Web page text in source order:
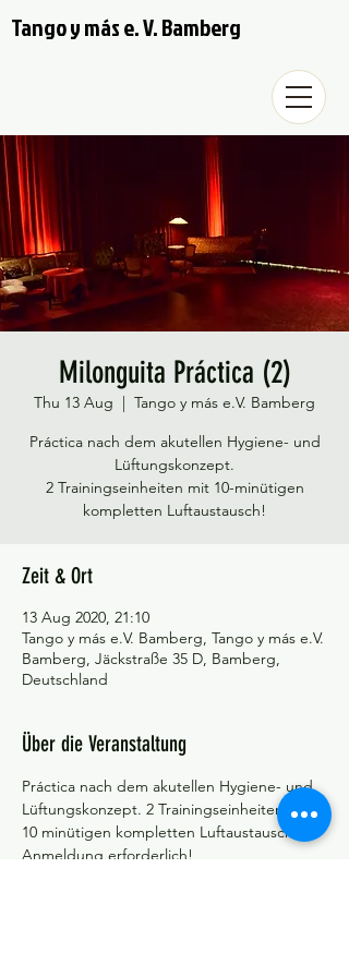
Tango y más e. V. Bamberg
Milonguita Práctica (2)
Thu 13 Aug
  |
Tango y más e.V. Bamberg
Práctica nach dem akutellen Hygiene- und
Lüftungskonzept.
2 Trainingseinheiten mit 10-minütigen
kompletten Luftaustausch!
Zeit & Ort
13 Aug 2020, 21:10
Tango y más e.V. Bamberg, Tango y más e.V.
Bamberg, Jäckstraße 35 D, Bamberg,
Deutschland
Über die Veranstaltung
Práctica nach dem akutellen Hygiene- und
Lüftungskonzept. 2 Trainingseinheiten mit
10 minütigen kompletten Luftaustausch!
Anmeldung erforderlich!